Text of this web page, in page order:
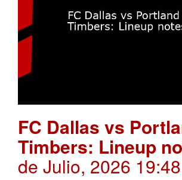
FC Dallas vs
Timbers: Lineup
de Julio, 2026 19:48